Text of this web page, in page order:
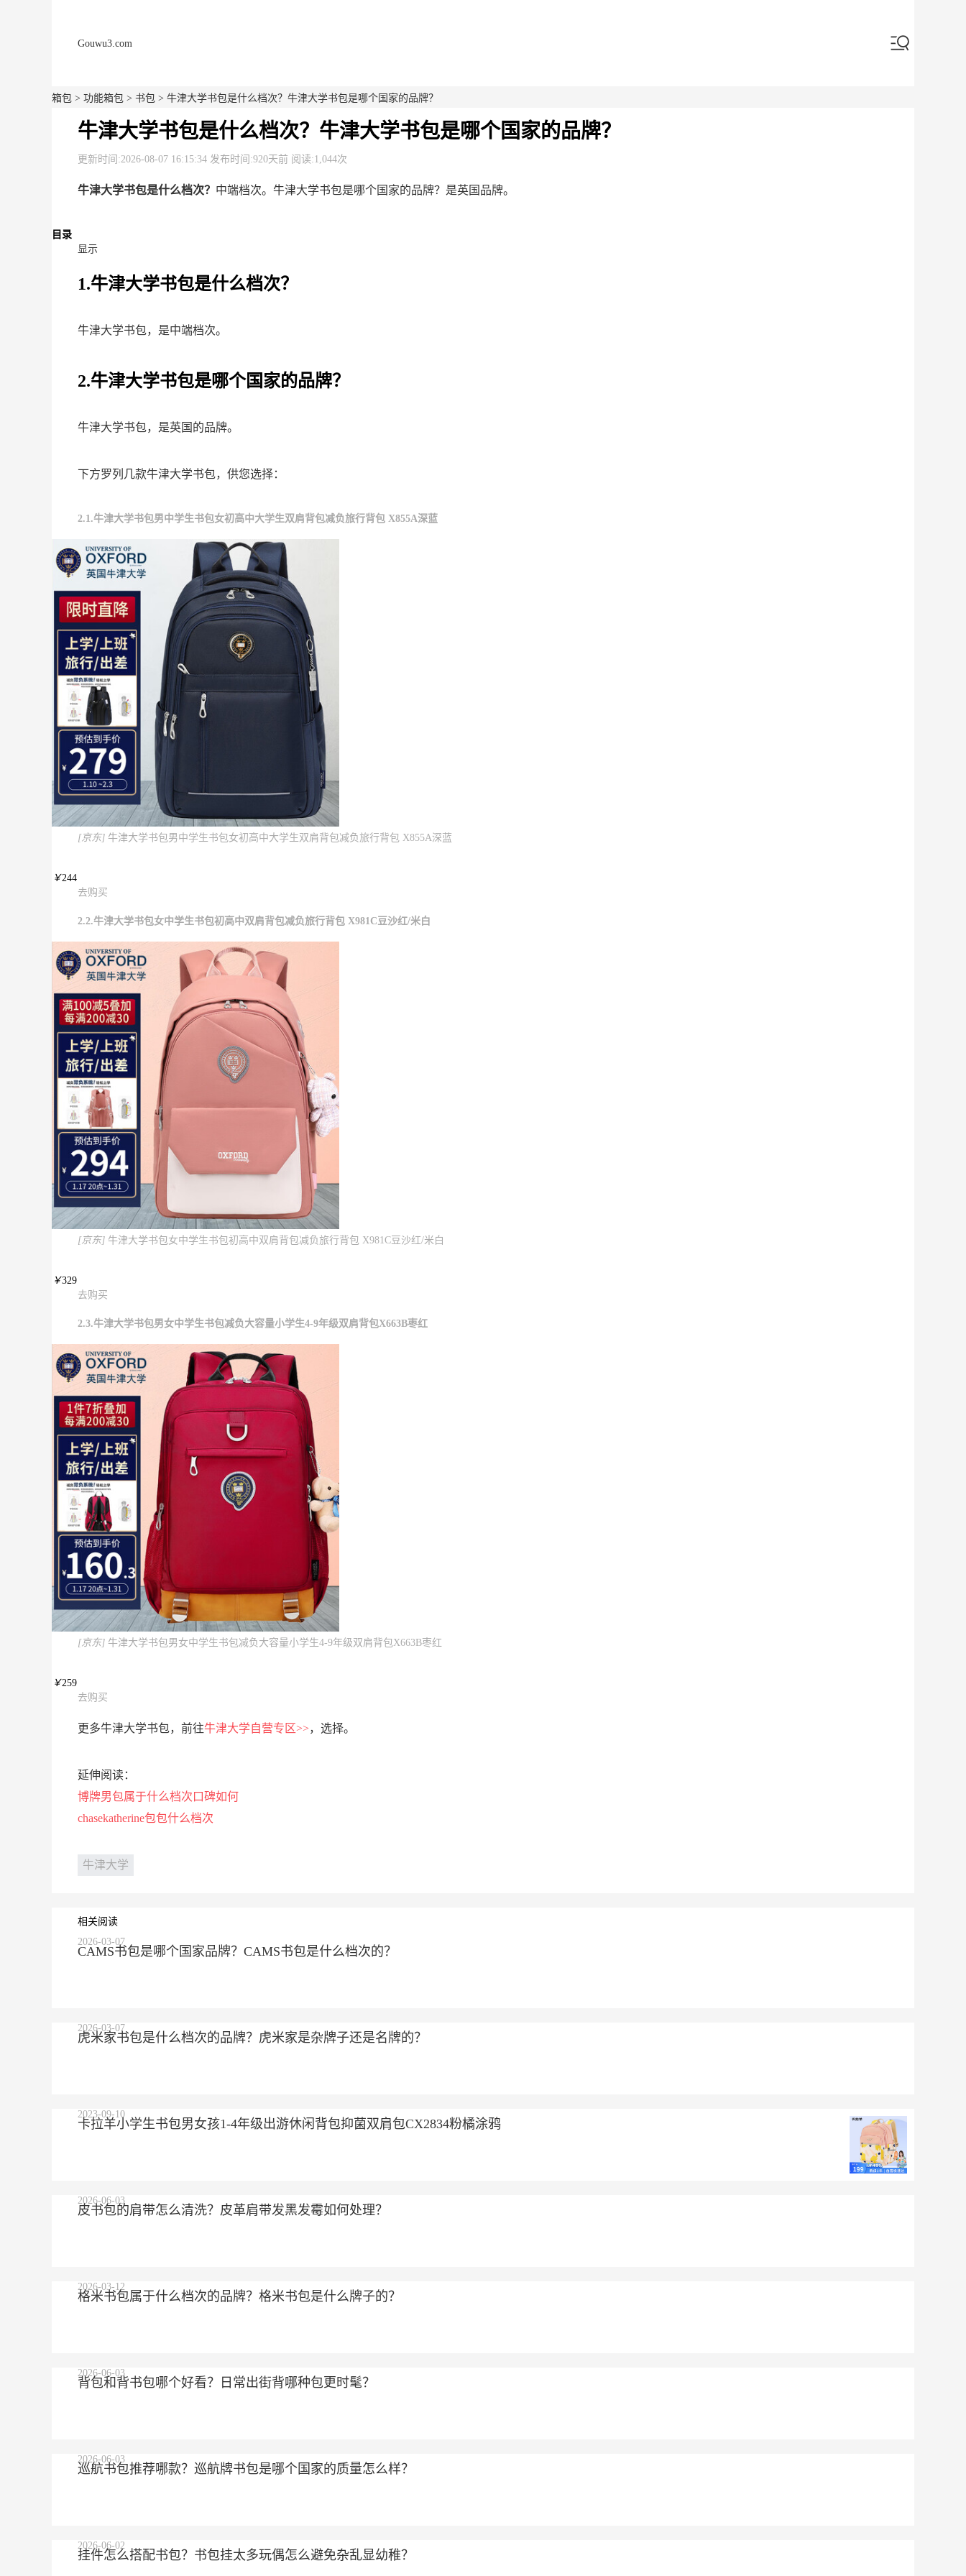
Gouwu3.com
箱包 > 功能箱包 > 书包 > 牛津大学书包是什么档次？牛津大学书包是哪个国家的品牌？
牛津大学书包是什么档次？牛津大学书包是哪个国家的品牌？
更新时间:2026-08-07 16:15:34 发布时间:920天前 阅读:1,044次
牛津大学书包是什么档次？ 中端档次。牛津大学书包是哪个国家的品牌？是英国品牌。
目录
显示
1.牛津大学书包是什么档次？
牛津大学书包，是中端档次。
2.牛津大学书包是哪个国家的品牌？
牛津大学书包，是英国的品牌。
下方罗列几款牛津大学书包，供您选择：
2.1.牛津大学书包男中学生书包女初高中大学生双肩背包减负旅行背包 X855A深蓝
[京东] 牛津大学书包男中学生书包女初高中大学生双肩背包减负旅行背包 X855A深蓝
￥244
去购买
2.2.牛津大学书包女中学生书包初高中双肩背包减负旅行背包 X981C豆沙红/米白
[京东] 牛津大学书包女中学生书包初高中双肩背包减负旅行背包 X981C豆沙红/米白
￥329
去购买
2.3.牛津大学书包男女中学生书包减负大容量小学生4-9年级双肩背包X663B枣红
[京东] 牛津大学书包男女中学生书包减负大容量小学生4-9年级双肩背包X663B枣红
￥259
去购买
更多牛津大学书包，前往牛津大学自营专区>>，选择。
延伸阅读：
博牌男包属于什么档次口碑如何
chasekatherine包包什么档次
牛津大学
相关阅读
CAMS书包是哪个国家品牌？CAMS书包是什么档次的？
2026-03-07
虎米家书包是什么档次的品牌？虎米家是杂牌子还是名牌的？
2026-03-07
卡拉羊小学生书包男女孩1-4年级出游休闲背包抑菌双肩包CX2834粉橘涂鸦
2023-09-10
皮书包的肩带怎么清洗？皮革肩带发黑发霉如何处理？
2026-06-03
格米书包属于什么档次的品牌？格米书包是什么牌子的？
2026-03-12
背包和背书包哪个好看？日常出街背哪种包更时髦？
2026-06-03
巡航书包推荐哪款？巡航牌书包是哪个国家的质量怎么样？
2026-06-03
挂件怎么搭配书包？书包挂太多玩偶怎么避免杂乱显幼稚？
2026-06-02